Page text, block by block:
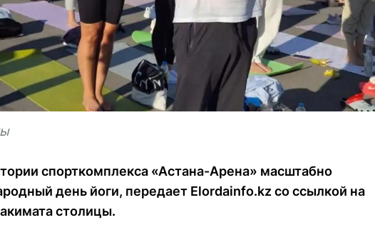
спорткомплекса «Астана-Арена» масштабно
день йоги, передает Elordainfo.kz со ссылкой на
столицы.